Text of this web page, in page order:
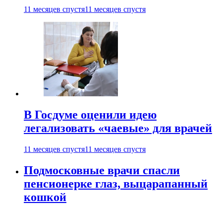
11 месяцев спустя11 месяцев спустя
В Госдуме оценили идею
легализовать «чаевые» для врачей
11 месяцев спустя11 месяцев спустя
Подмосковные врачи спасли
пенсионерке глаз, выцарапанный
кошкой